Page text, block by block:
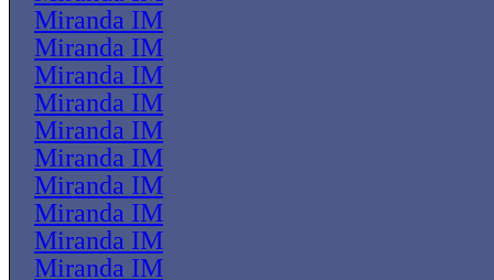
Miranda IM
Miranda IM
Miranda IM
Miranda IM
Miranda IM
Miranda IM
Miranda IM
Miranda IM
Miranda IM
Miranda IM